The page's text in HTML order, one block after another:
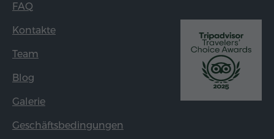
FAQ
Kontakte
Team
Blog
Galerie
Geschäftsbedingungen